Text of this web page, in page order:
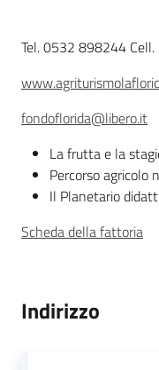
Agricoltura
cifre
pesca
Descrizione
Tel. 0532 898244
fondoflorida@libero.it
La frutta e la
Percorso agricolo
Il Planetario
Scheda della fattoria
Indirizzo